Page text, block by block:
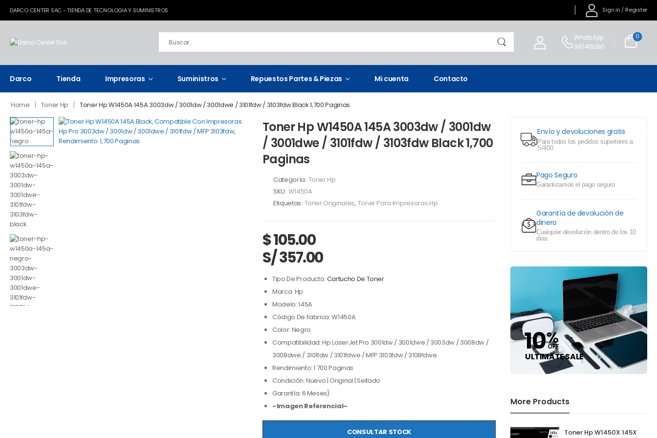
DARCO CENTER SAC - TIENDA DE TECNOLOGIA Y SUMINISTROS Sign in / Register
WhatsApp
987419290
0
Darco Tienda Impresoras Suministros Repuestos Partes & Piezas Mi cuenta Contacto
Home | Toner Hp | Toner Hp W1450A 145A 3003dw / 3001dw / 3001dwe / 3101fdw / 3103fdw Black 1,700 Paginas
Envío y devoluciones gratis
Para todos los pedidos superiores a
S/400
Pago Seguro
Garantizamos el pago seguro
Garantía de devolución de
dinero
Cualquier devolución dentro de los 10
días
10%
OFF
ULTIMATE SALE
More Products
Toner Hp W1450X 145X
Toner Hp W1450A 145A 3003dw / 3001dw
/ 3001dwe / 3101fdw / 3103fdw Black 1,700
Paginas
Categoría: Toner Hp
SKU: W1450A
Etiquetas: Toner Originales, Toner Para Impresoras Hp
$105.00
S/ 357.00
Tipo De Producto: Cartucho De Toner
Marca: Hp
Modelo: 145A
Código De Fabrica: W1450A
Color: Negro
Compatibilidad: Hp LaserJet Pro 3001dw / 3001dwe / 3003dw / 3008dw /
3008dwe / 3101fdw / 3101fdwe / MFP 3103fdw / 3108fdwe
Rendimiento: 1.700 Paginas
Condición: Nuevo | Original | Sellado
Garantía: 6 Meses}
–Imagen Referencial–
CONSULTAR STOCK